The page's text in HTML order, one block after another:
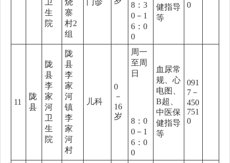
卫
生
院
烧
寨
村2
组
门诊
8：3
0－1
6：0
0
健指导
等
0
11
陇
县
陇
县
李
家
河
卫
生
院
陇
县
李
家
河
镇
李
家
河
村
儿科
0
－
16
岁
周一
至周
日
8：0
0－1
6：0
0
血尿常
规、心
电图、
B超、
中医保
健指导
等
091
7－
450
751
0